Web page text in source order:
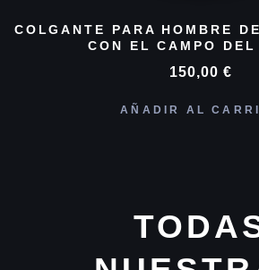
COLGANTE PARA HOMBRE
CON EL CAMPO DEL
150,00 €
AÑADIR AL